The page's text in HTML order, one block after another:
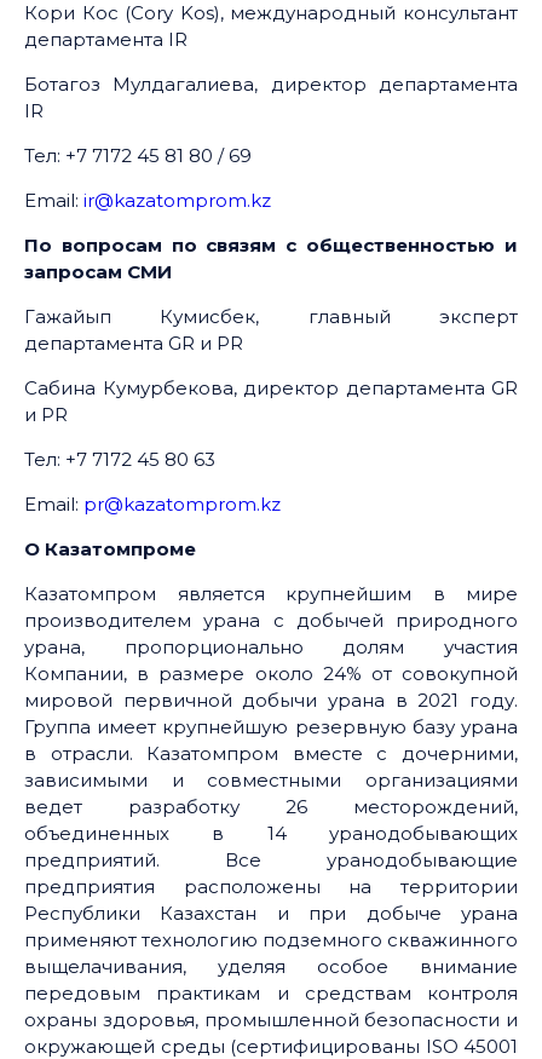
Кори Кос (Cory Kos), международный консультант
департамента IR
Ботагоз Мулдагалиева, директор департамента
IR
Тел: +7 7172 45 81 80 / 69
Email: ir@kazatomprom.kz
По вопросам по связям с общественностью и
запросам СМИ
Гажайып Кумисбек, главный эксперт
департамента GR и PR
Сабина Кумурбекова, директор департамента GR
и PR
Тел: +7 7172 45 80 63
Email: pr@kazatomprom.kz
О Казатомпроме
Казатомпром является крупнейшим в мире
производителем урана с добычей природного
урана, пропорционально долям участия
Компании, в размере около 24% от совокупной
мировой первичной добычи урана в 2021 году.
Группа имеет крупнейшую резервную базу урана
в отрасли. Казатомпром вместе с дочерними,
зависимыми и совместными организациями
ведет разработку 26 месторождений,
объединенных в 14 уранодобывающих
предприятий. Все уранодобывающие
предприятия расположены на территории
Республики Казахстан и при добыче урана
применяют технологию подземного скважинного
выщелачивания, уделяя особое внимание
передовым практикам и средствам контроля
охраны здоровья, промышленной безопасности и
окружающей среды (сертифицированы ISO 45001